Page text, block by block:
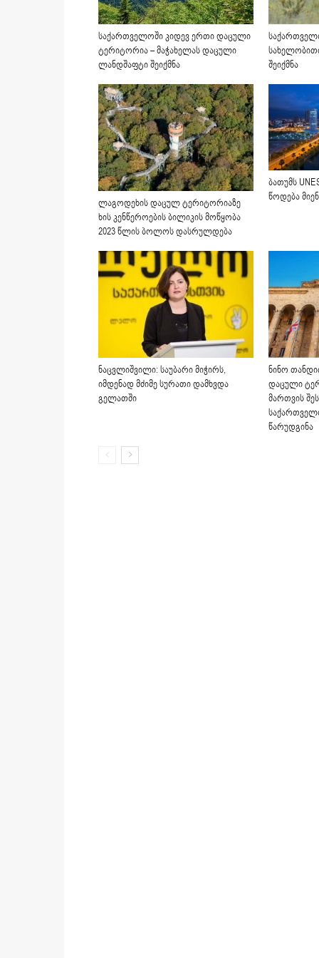
საქართველოში კიდევ ერთი დაცული
ტერიტორია – მაჭახელას დაცული
ლანდშაფტი შეიქმნა
შეიქმნა
ლაგოდეხის დაცულ ტერიტორიაზე
ხის კენწეროების ბილიკის მოწყობა
2023 წლის ბოლოს დასრულდება
ბათუმს
წოდება
ნაცვლიშვილი: საუბარი მიჭირს,
იმდენად მძიმე სურათი დამხვდა
გელათში
ნინო
დაცული
მართვის
წარუდგინა